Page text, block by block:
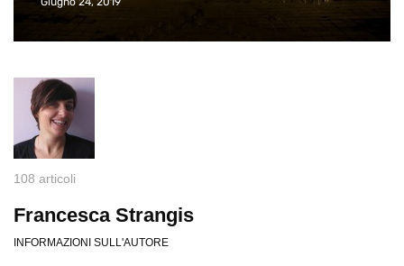
108 articoli
Francesca Strangis
INFORMAZIONI SULL'AUTORE